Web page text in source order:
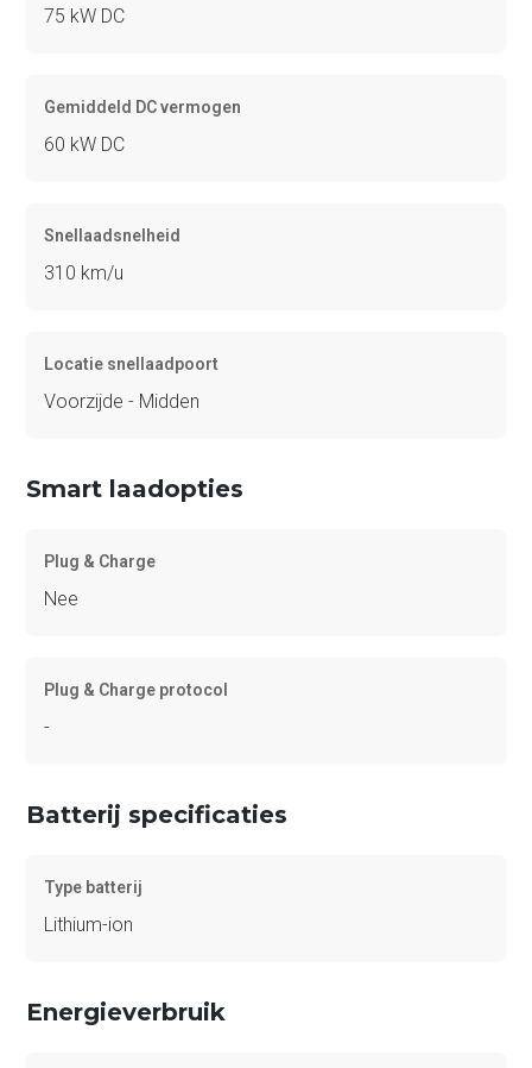
75 kW DC
Gemiddeld DC vermogen
60 kW DC
Snellaadsnelheid
310 km/u
Locatie snellaadpoort
Voorzijde - Midden
Smart laadopties
Plug & Charge
Nee
Plug & Charge protocol
-
Batterij specificaties
Type batterij
Lithium-ion
Energieverbruik